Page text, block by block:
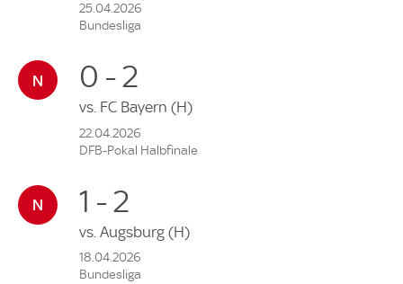
25.04.2026
Bundesliga
0 - 2
vs. FC Bayern (H)
22.04.2026
DFB-Pokal Halbfinale
1 - 2
vs. Augsburg (H)
18.04.2026
Bundesliga